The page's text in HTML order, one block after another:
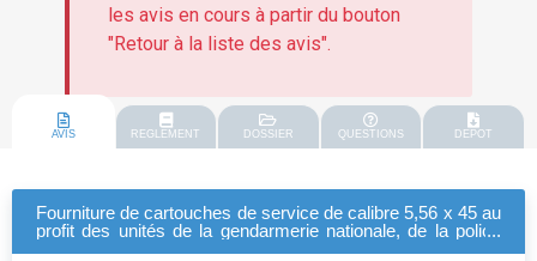
les avis en cours à partir du bouton
"Retour à la liste des avis".
AVIS REGLEMENT DOSSIER QUESTIONS DEPOT
Fourniture de cartouches de service de calibre 5,56 x 45 au
profit des unités de la gendarmerie nationale, de la police